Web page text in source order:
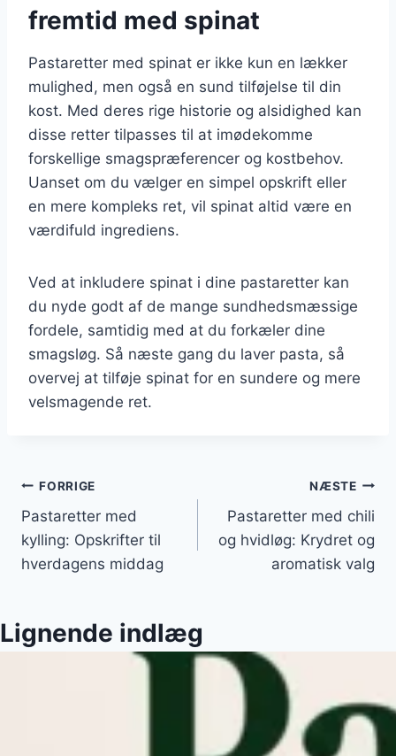
fremtid med spinat
Pastaretter med spinat er ikke kun en lækker
mulighed, men også en sund tilføjelse til din
kost. Med deres rige historie og alsidighed kan
disse retter tilpasses til at imødekomme
forskellige smagspræferencer og kostbehov.
Uanset om du vælger en simpel opskrift eller
en mere kompleks ret, vil spinat altid være en
værdifuld ingrediens.
Ved at inkludere spinat i dine pastaretter kan
du nyde godt af de mange sundhedsmæssige
fordele, samtidig med at du forkæler dine
smagsløg. Så næste gang du laver pasta, så
overvej at tilføje spinat for en sundere og mere
velsmagende ret.
Indlægsnavigation
FORRIGE
Pastaretter med
kylling: Opskrifter til
hverdagens middag
NÆSTE
Pastaretter med chili
og hvidløg: Krydret og
aromatisk valg
Lignende indlæg